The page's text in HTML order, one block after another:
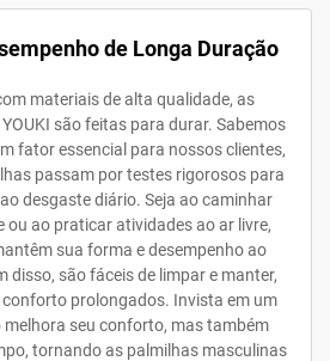
de Longa Duração
materiais de alta qualidade, as
são feitas para durar. Sabemos
fator essencial para nossos clientes,
passam por testes rigorosos para
desgaste diário. Seja ao caminhar
ou ao praticar atividades ao ar livre,
sua forma e desempenho ao
disso, são fáceis de limpar e manter,
prolongados. Invista em um
seu conforto, mas também
tornando as palmilhas masculinas